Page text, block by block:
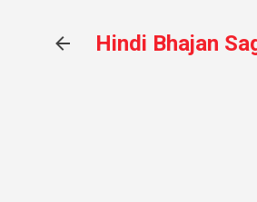
Hindi Bhajan